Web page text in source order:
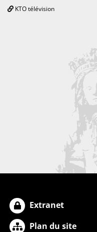
KTO télévision
Extranet
Plan du site